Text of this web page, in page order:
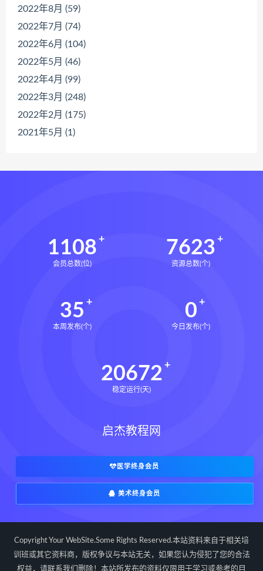
2022年8月 (59)
2022年7月 (74)
2022年6月 (104)
2022年5月 (46)
2022年4月 (99)
2022年3月 (248)
2022年2月 (175)
2021年5月 (1)
1108
会员总数(位)
7623
资源总数(个)
35
本周发布(个)
0
今日发布(个)
20672
稳定运行(天)
启杰教程网
医学终身会员
美术终身会员
Copyright Your WebSite.Some Rights Reserved.本站资料来自于相关培
训班或其它资料商，版权争议与本站无关，如果您认为侵犯了您的合法
权益，请联系我们删除！本站所发布的资料仅限用于学习或参考的目